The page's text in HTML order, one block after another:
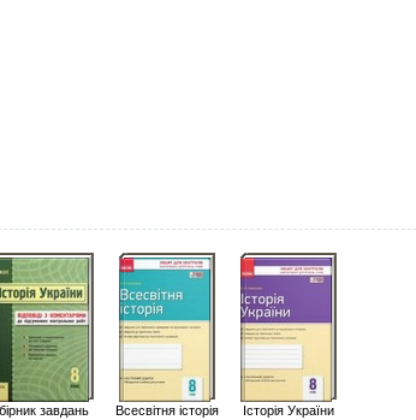
завдань
Всесвітня історія
Історія України